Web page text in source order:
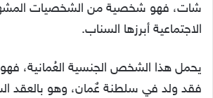
شات، فهو شخصية من الشخصيات
الاجتماعية أبرزها السناب.
يحمل هذا الشخص الجنسية العُمانية،
فقد ولد في سلطنة عٌمان، وهو بالعقد